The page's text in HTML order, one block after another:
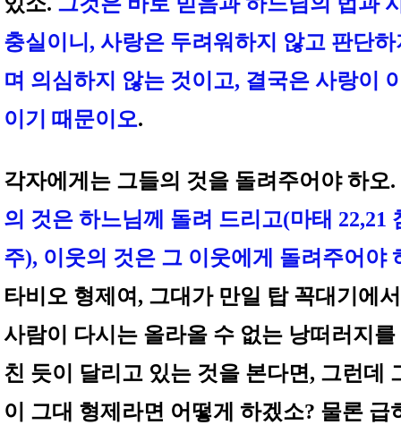
충실이니, 사랑은 두려워하지 않고 판단
며 의심하지 않는 것이고, 결국은 사랑이
이기 때문이오.
각자에게는 그들의 것을 돌려주어야 하오.
의 것은 하느님께 돌려 드리고(마태 22,21
주), 이웃의 것은 그 이웃에게 돌려주어야
타비오 형제여, 그대가 만일 탑 꼭대기에
사람이 다시는 올라올 수 없는 낭떠러지를
친 듯이 달리고 있는 것을 본다면, 그런데
이 그대 형제라면 어떻게 하겠소? 물론 급